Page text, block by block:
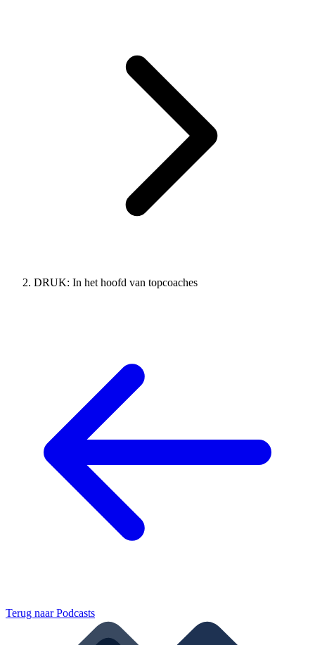
DRUK: In het hoofd van topcoaches
Terug naarPodcasts